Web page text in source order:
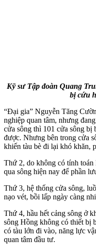
Kỹ sư Tập đoàn Quang
bị cứu
“Đại gia” Nguyễn Tăng
nghiệp quan tâm, nhưng
cửa sông thì 101 cửa sông bị
được. Nhưng bên trong cửa
khiến tàu bè đi lại khó khăn,
Thứ 2, do không có tính toán
qua sông hiện nay để phần
Thứ 3, hệ thống cửa sông,
nạo vét, bồi lấp ngày càng
Thứ 4, hầu hết cảng sông ở
sông Hồng không có thiết bị
có tàu lớn đi vào, năng lực
quan tâm đầu tư.